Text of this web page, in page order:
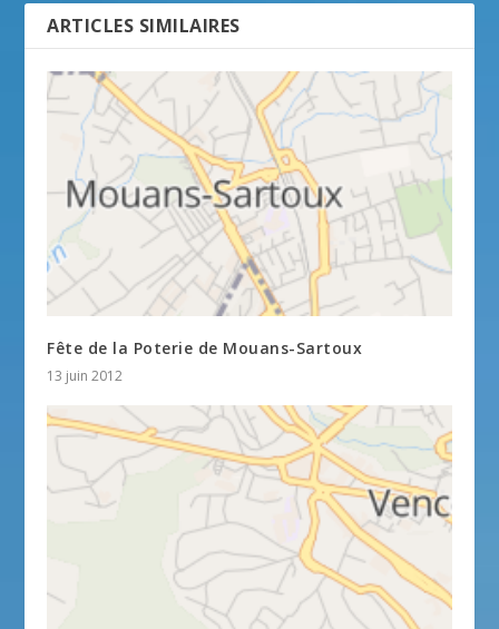
ARTICLES SIMILAIRES
Fête de la Poterie de Mouans-Sartoux
13 juin 2012